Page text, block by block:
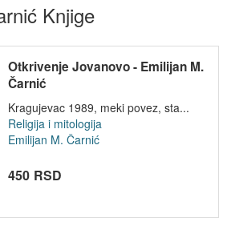
Knjige
Otkrivenje Jovanovo - Emilijan M.
Čarnić
Kragujevac 1989, meki povez, sta...
Religija i mitologija
Emilijan M. Čarnić
450 RSD